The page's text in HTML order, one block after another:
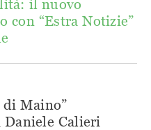
il nuovo
con “Estra Notizie”
Maino”
Daniele Calieri